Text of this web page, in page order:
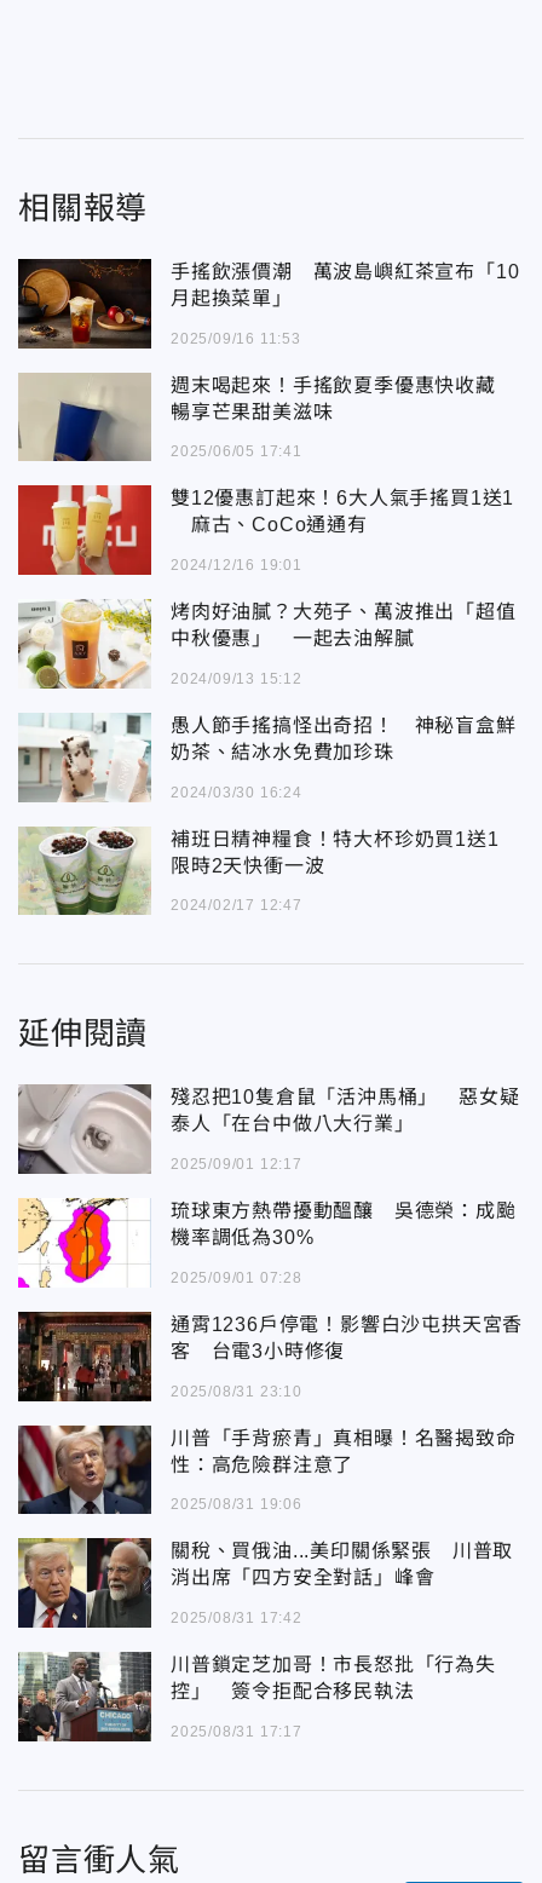
相關報導
手搖飲漲價潮 萬波島嶼紅茶宣布「10
月起換菜單」
2025/09/16 11:53
週末喝起來！手搖飲夏季優惠快收藏
暢享芒果甜美滋味
2025/06/05 17:41
雙12優惠訂起來！6大人氣手搖買1送1
麻古、CoCo通通有
2024/12/16 19:01
烤肉好油膩？大苑子、萬波推出「超值
中秋優惠」 一起去油解膩
2024/09/13 15:12
愚人節手搖搞怪出奇招！ 神秘盲盒鮮
奶茶、結冰水免費加珍珠
2024/03/30 16:24
補班日精神糧食！特大杯珍奶買1送1
限時2天快衝一波
2024/02/17 12:47
延伸閱讀
殘忍把10隻倉鼠「活沖馬桶」 惡女疑
泰人「在台中做八大行業」
2025/09/01 12:17
琉球東方熱帶擾動醞釀 吳德榮：成颱
機率調低為30%
2025/09/01 07:28
通霄1236戶停電！影響白沙屯拱天宮香
客 台電3小時修復
2025/08/31 23:10
川普「手背瘀青」真相曝！名醫揭致命
性：高危險群注意了
2025/08/31 19:06
關稅、買俄油...美印關係緊張 川普取
消出席「四方安全對話」峰會
2025/08/31 17:42
川普鎖定芝加哥！市長怒批「行為失
控」 簽令拒配合移民執法
2025/08/31 17:17
留言衝人氣